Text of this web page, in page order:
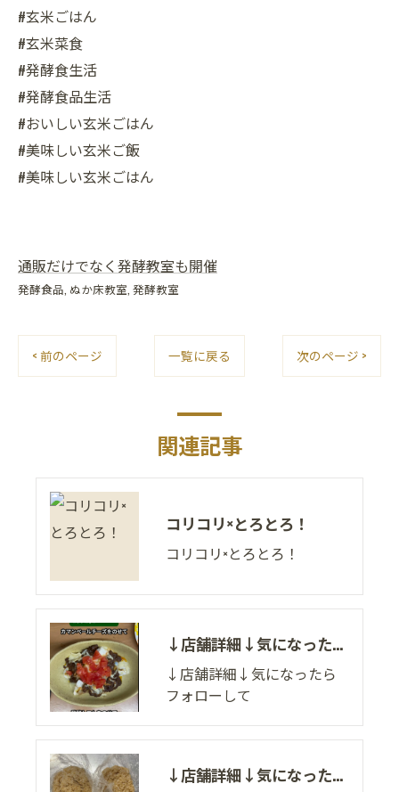
#玄米ごはん
#玄米菜食
#発酵食生活
#発酵食品生活
#おいしい玄米ごはん
#美味しい玄米ご飯
#美味しい玄米ごはん
通販だけでなく発酵教室も開催
発酵食品 ぬか床教室 発酵教室
< 前のページ 一覧に戻る 次のページ >
関連記事
コリコリ×とろとろ！
コリコリ×とろとろ！
↓店舗詳細↓気になったらフォローして
↓店舗詳細↓気になったら
フォローして
↓店舗詳細↓気になったらフォローして